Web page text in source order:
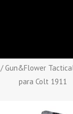
/ Gun&Flower
para Colt 1911